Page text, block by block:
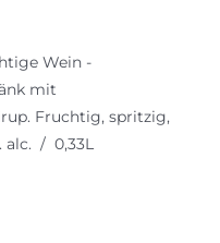
Wein -
mit
Fruchtig, spritzig,
alc. / 0,33L